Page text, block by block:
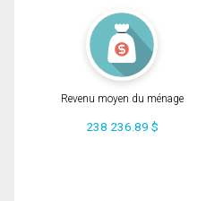
Revenu moyen du ménage
238 236.89 $